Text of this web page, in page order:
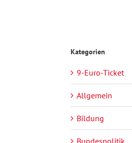
Kategorien
9-Euro-Ticket
Allgemein
Bildung